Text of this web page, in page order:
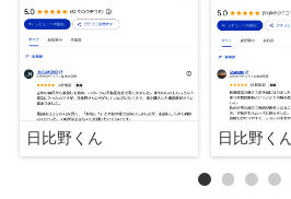
日比野くん 日比野く